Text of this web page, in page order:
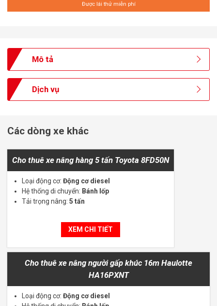
Được lái thử miễn phí
Mô tả
Dịch vụ
Các dòng xe khác
Cho thuê xe nâng hàng 5 tấn Toyota 8FD50N
Loại động cơ: Động cơ diesel
Hệ thống di chuyển: Bánh lốp
Tải trọng nâng: 5 tấn
XEM CHI TIẾT
Cho thuê xe nâng người gấp khúc 16m Haulotte
HA16PXNT
Loại động cơ: Động cơ diesel